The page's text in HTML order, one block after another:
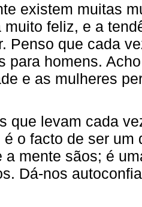
existem muitas
muito feliz, e a
Penso que cada
para homens.
e as mulheres
que levam cada
é o facto de ser um
a mente sãos; é
Dá-nos